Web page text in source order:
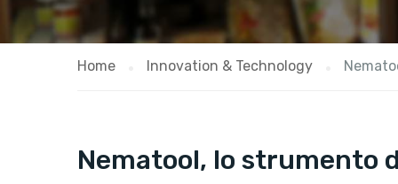
Home Innovation & Technology
Nematool, lo strumento